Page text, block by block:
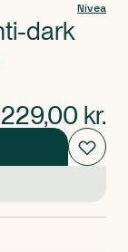
Nivea
dark
229,00 kr.